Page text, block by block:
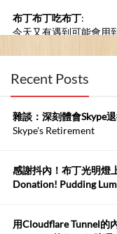
布丁布丁吃布丁:
今天又有遇到可能會用
布丁布丁吃布丁
kage好像也可以下載整
Anonymous:
https://github.com/t...
布丁布丁吃布丁:
我目前並沒有常駐的
Recent Posts
雜談：深刻體會Skype
Skype's Retirement
感謝抖內！布丁光明燈
Donation! Pudding
用Cloudflare Tunnel的